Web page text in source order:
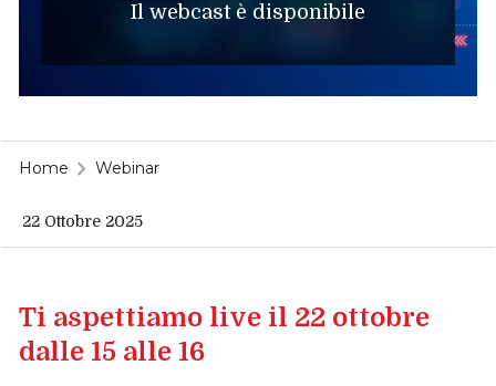
Il webcast è disponibile
Home Webinar
22 Ottobre 2025
Ti aspettiamo live il 22 ottobre
dalle 15 alle 16